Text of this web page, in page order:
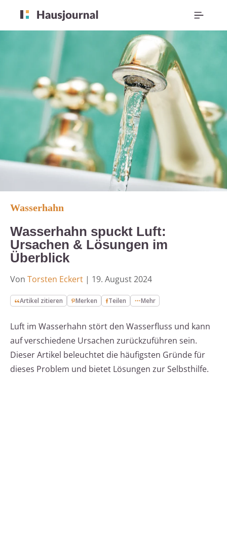
Wasserhahn
Wasserhahn spuckt Luft:
Ursachen & Lösungen im
Überblick
Von Torsten Eckert | 19. August 2024
Artikel zitieren Merken Teilen Mehr
Luft im Wasserhahn stört den Wasserfluss und kann
auf verschiedene Ursachen zurückzuführen sein.
Dieser Artikel beleuchtet die häufigsten Gründe für
dieses Problem und bietet Lösungen zur Selbsthilfe.